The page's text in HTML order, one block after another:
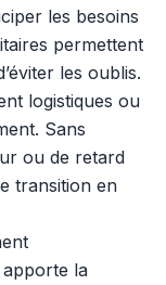
les besoins
permettent
les oublis.
logistiques ou
Sans
ou de retard
transition en
la